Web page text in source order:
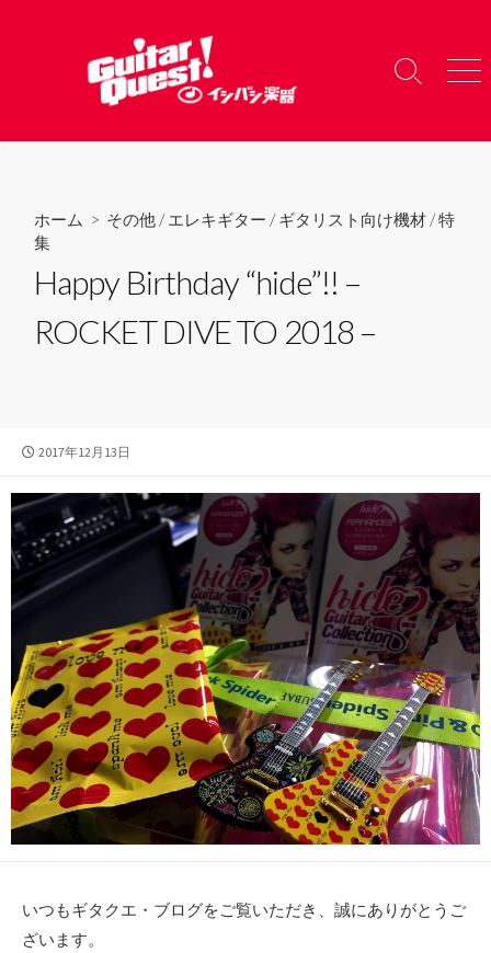
へ
検
り
メ
ー
ホーム > その他 /エレキギター /ギタリスト向け機材 /特
集
Happy Birthday “hide”!! –
ROCKET DIVE TO 2018 –
公
日
2017年12月13日
いつもギタクエ・ブログをご覧いただき、誠にありがとうご
ざいます。